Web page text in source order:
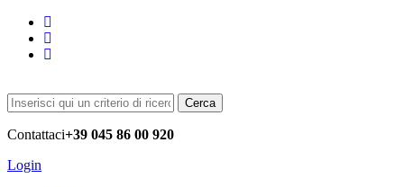
Cerca
Contattaci+39 045 86 00 920
Login